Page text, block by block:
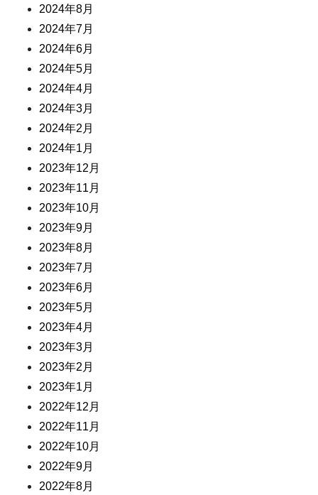
2024年8月
2024年7月
2024年6月
2024年5月
2024年4月
2024年3月
2024年2月
2024年1月
2023年12月
2023年11月
2023年10月
2023年9月
2023年8月
2023年7月
2023年6月
2023年5月
2023年4月
2023年3月
2023年2月
2023年1月
2022年12月
2022年11月
2022年10月
2022年9月
2022年8月